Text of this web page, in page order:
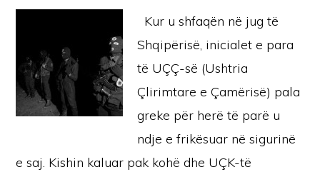
Kur u shfaqën në jug të
Shqipërisë, inicialet e para
të UÇÇ-së (Ushtria
Çlirimtare e Çamërisë) pala
greke për herë të parë u
ndje e frikësuar në sigurinë
e saj. Kishin kaluar pak kohë dhe UÇK-të